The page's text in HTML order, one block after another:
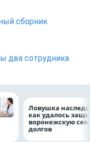
сборник
два сотрудника
Ловушка
как удалось
воронежскую
долгов